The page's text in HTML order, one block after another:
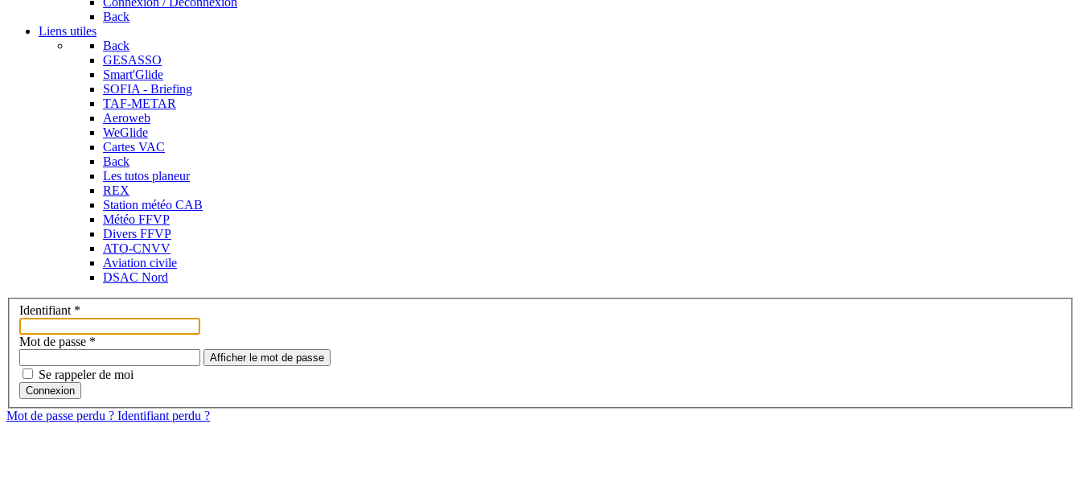
Back
Liens utiles
Back
GESASSO
Smart'Glide
SOFIA - Briefing
TAF-METAR
Aeroweb
WeGlide
Cartes VAC
Back
Les tutos planeur
REX
Station météo CAB
Météo FFVP
Divers FFVP
ATO-CNVV
Aviation civile
DSAC Nord
Identifiant*
Mot de passe *
Afficher le mot de passe
Se rappeler de moi
Connexion
Mot de passe perdu ? Identifiant perdu ?